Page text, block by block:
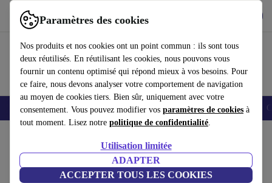
Paramètres des cookies
Nos produits et nos cookies ont un point commun : ils sont tous
deux réutilisés. En réutilisant les cookies, nous pouvons vous
fournir un contenu optimisé qui répond mieux à vos besoins. Pour
ce faire, nous devons analyser votre comportement de navigation
au moyen de cookies tiers. Bien sûr, uniquement avec votre
consentement. Vous pouvez modifier vos paramètres de cookies à
tout moment. Lisez notre politique de confidentialité.
Utilisation limitée
ADAPTER
ACCEPTER TOUS LES COOKIES
Utilisez refurbed rapidement et facilement
Smartphones Laptops Tablettes Montres connectées Accessoires
Ordinateurs portables:
Ordinateurs portables certifiés reconditionnés à moins de 1200€ –